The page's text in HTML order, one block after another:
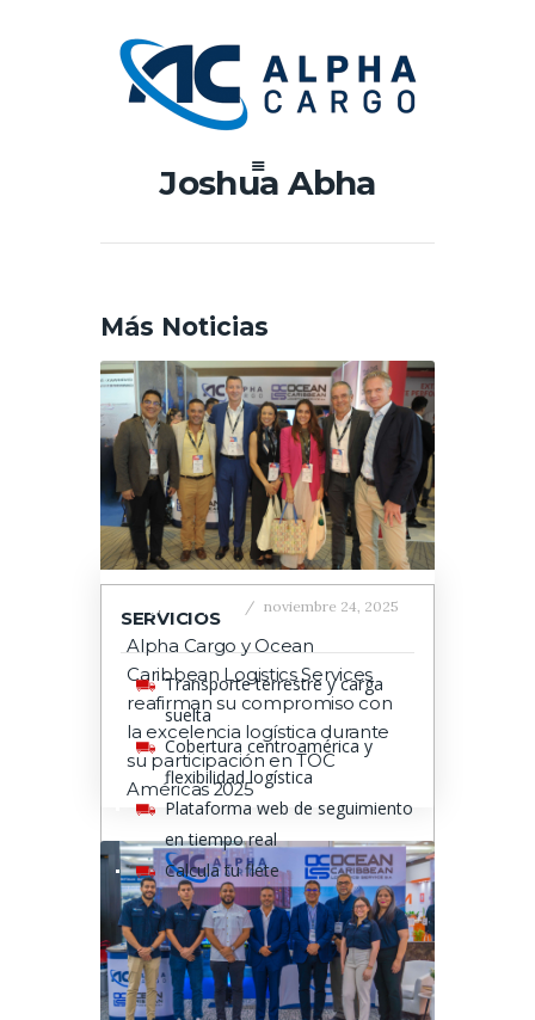
Joshua Abha
, noviembre 24, 2025
Alpha Cargo y Ocean
Caribbean Logistics Services
reafirman su compromiso con
la excelencia logística durante
su participación en TOC
Américas 2025
SERVICIOS
Transporte terrestre y carga
suelta
Cobertura centroamérica y
flexibilidad logística
Plataforma web de seguimiento
en tiempo real
Calcula tu flete